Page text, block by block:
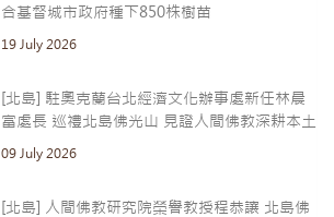
合基督城市政府種下850株樹苗
19 July 2026
[北島] 駐奧克蘭台北經濟文化辦事處新任林晨
富處長 巡禮北島佛光山 見證人間佛教深耕本土
09 July 2026
[北島] 人間佛教研究院榮譽教授程恭讓 北島佛